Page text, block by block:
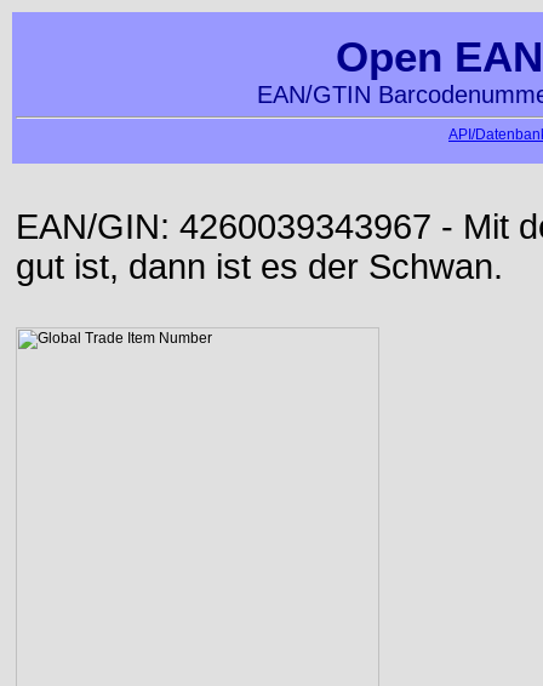
Open
EAN/GTIN
API/
EAN/GIN: 4260039343967 - Mit
gut ist, dann ist es der Schwan.